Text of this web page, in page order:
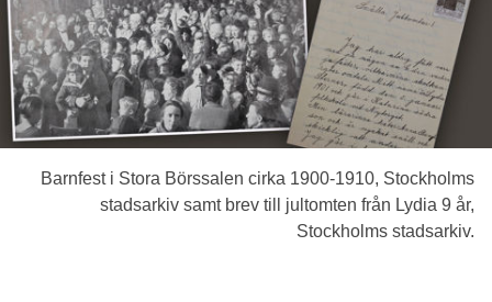
Barnfest i Stora Börssalen cirka 1900-1910, Stockholms
stadsarkiv samt brev till jultomten från Lydia 9 år,
Stockholms stadsarkiv.